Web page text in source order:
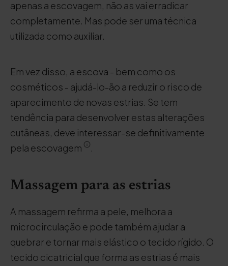
apenas a escovagem, não as vai erradicar
completamente. Mas pode ser uma técnica
utilizada como auxiliar.
Em vez disso, a escova - bem como os
cosméticos - ajudá-lo-ão a reduzir o risco de
aparecimento de novas estrias. Se tem
tendência para desenvolver estas alterações
cutâneas, deve interessar-se definitivamente
pela escovagem
.
Massagem para as estrias
A massagem refirma a pele, melhora a
microcirculação e pode também ajudar a
quebrar e tornar mais elástico o tecido rígido. O
tecido cicatricial que forma as estrias é mais